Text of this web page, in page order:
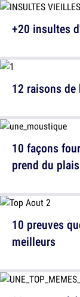
+20 insultes
10 façons
prend du
12 raisons
10 preuves
meilleurs